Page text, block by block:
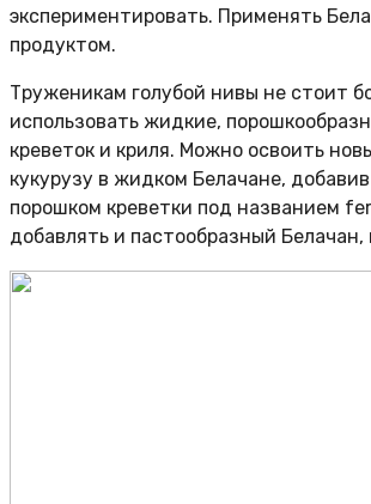
экспериментировать. Применять
продуктом.
Труженикам голубой нивы не стоит
использовать жидкие,
креветок и криля. Можно освоить
кукурузу в жидком Белачане,
порошком креветки под названием
добавлять и пастообразный